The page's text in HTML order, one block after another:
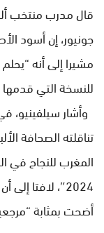
قال مدرب منتخب
جونيور، إن أسود
للنسخة التي قدمها
وأشار
تناقلته الصحافة
المغرب للنجاح في
2024″، لافتا
أضحت بمثابة